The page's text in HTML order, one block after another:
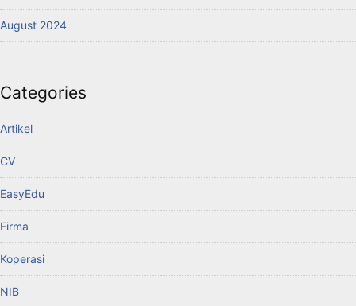
August 2024
Categories
Artikel
CV
EasyEdu
Firma
Koperasi
NIB